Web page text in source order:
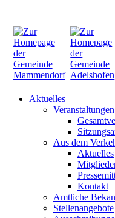
Aktuelles
Veranstaltungen
Aus dem
Aktuelles
Kontakt
Amtliche
Stellenangebote